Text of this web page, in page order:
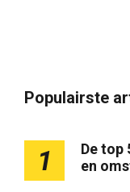
Populairste
1
De top
en